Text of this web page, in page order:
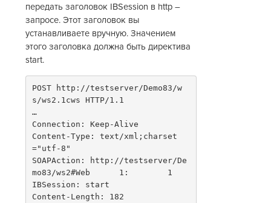
передать заголовок IBSession в http –
запросе. Этот заголовок вы
устанавливаете вручную. Значением
этого заголовка должна быть директива
start.
POST http://testserver/Demo83/w
s/ws2.1cws HTTP/1.1
…
Connection: Keep-Alive
Content-Type: text/xml;charset
="utf-8"
SOAPAction: http://testserver/De
mo83/ws2#Web      1:        1
IBSession: start
Content-Length: 182